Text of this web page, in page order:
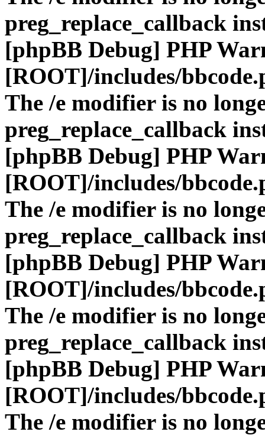
preg_replace_callback
[phpBB Debug] PHP
[ROOT]/includes/
The /e modifier is no
preg_replace_callback
[phpBB Debug] PHP
[ROOT]/includes/
The /e modifier is no
preg_replace_callback
[phpBB Debug] PHP
[ROOT]/includes/
The /e modifier is no
preg_replace_callback
[phpBB Debug] PHP
[ROOT]/includes/
The /e modifier is no